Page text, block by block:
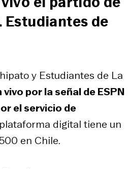
Estudiantes de
y Estudiantes de La
por la señal de ESPN
el servicio de
digital tiene un
en Chile.